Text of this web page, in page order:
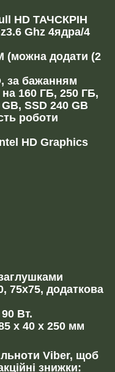
HD ТАЧСКРІН
Ghz 4ядра/4
(можна додати (2
за бажанням
160 ГБ, 250 ГБ,
SSD 240 GB
роботи
HD Graphics
75x75, додаткова
Вт.
x 40 x 250 мм
Viber, щоб
знижки: